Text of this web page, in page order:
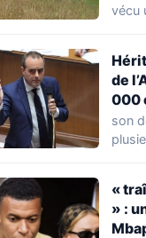
vécu
de
000
son
«
» :